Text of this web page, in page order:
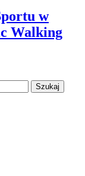
w
Walking
Szukaj